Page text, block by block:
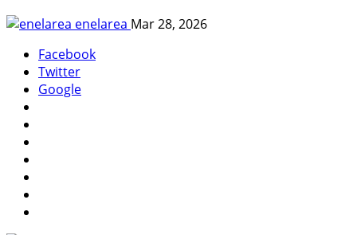
enelarea Mar 28, 2026
Facebook
Twitter
Google